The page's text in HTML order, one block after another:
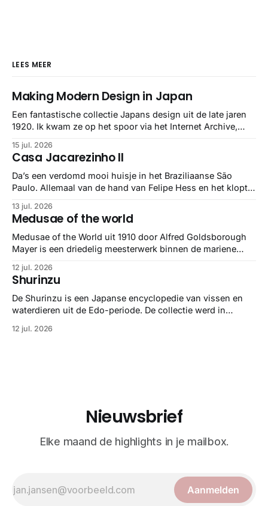
LEES MEER
Making Modern Design in Japan
Een fantastische collectie Japans design uit de late jaren
1920. Ik kwam ze op het spoor via het Internet Archive,
gebundeld in een: boek ✨ Daarin hebben ze alle scans een
stuk netter getrokken, maar op deze manier vind ik ze er
minstens
15 jul. 2026
Casa Jacarezinho II
Da’s een verdomd mooi huisje in het Braziliaanse São
Paulo. Allemaal van de hand van Felipe Hess en het klopt
13 jul. 2026
Medusae of the world
Medusae of the World uit 1910 door Alfred Goldsborough
Mayer is een driedelig meesterwerk binnen de mariene
gedetailleerd overzicht van kwallensoorten en hun
taxonomie. Het boek staat bekend om de combinatie van
strikte wetenschap met prachtige, handgetekende
illustraties en kleurendrukplaten van Mayer zelf.
12 jul. 2026
Shurinzu
De Shurinzu is een Japanse encyclopedie van vissen en
waterdieren uit de Edo-periode. De collectie werd in
bekend om verfijnde technieken en bijna driedimensionale
12 jul. 2026
Nieuwsbrief
Elke maand de highlights in je mailbox.
Aanmelden